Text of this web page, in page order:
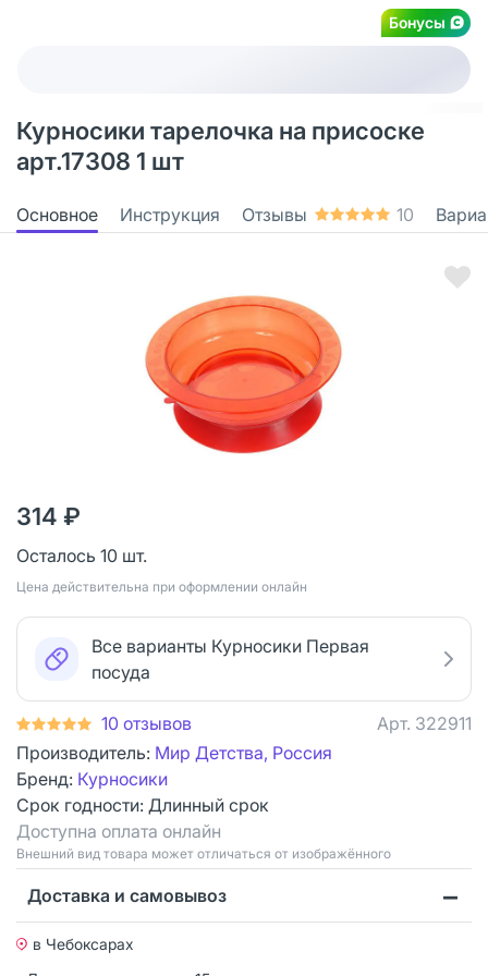
Бонусы
Курносики тарелочка на присоске
арт.17308 1 шт
Основное Инструкция Отзывы 10
314 ₽
Осталось 10 шт.
Цена действительна при оформлении онлайн
Все варианты Курносики Первая
посуда
10 отзывов Арт. 322911
Производитель: Мир Детства, Россия
Бренд: Курносики
Срок годности: Длинный срок
Доступна оплата онлайн
Bнешний вид товара может отличаться от изображённого
Доставка и самовывоз
в Чебоксарах